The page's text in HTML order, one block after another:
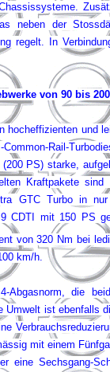
neben der
regelt. In
von 90 bis
und
Rail-
PS) starke,
Kraftpakete
GTC Turbo in
CDTI mit 150 PS
von 320 Nm bei
km/h.
Abgasnorm, die
ist ebenfalls
mit einem
eine Sechsgang-